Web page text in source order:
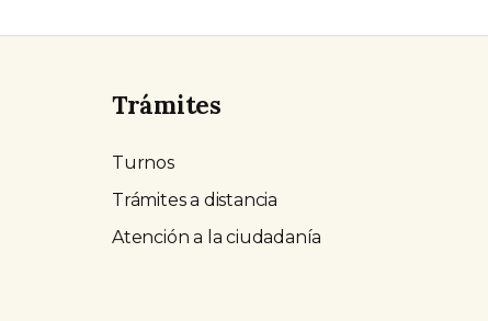
Trámites
Turnos
Trámites a distancia
Atención a la ciudadanía